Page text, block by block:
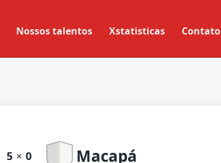
Nossos talentos Xstatisticas Contato
5 × 0 Macapá